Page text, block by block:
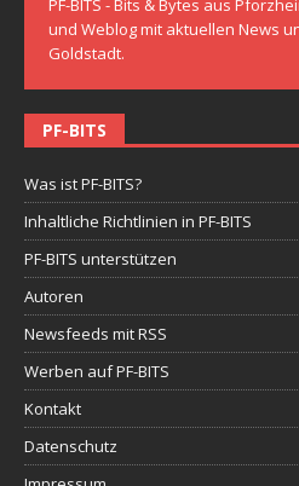
PF-BITS - Bits & Bytes aus
und Weblog mit aktuellen News
Goldstadt.
PF-BITS
Was ist PF-BITS?
Inhaltliche Richtlinien in PF-BITS
PF-BITS unterstützen
Autoren
Newsfeeds mit RSS
Werben auf PF-BITS
Kontakt
Datenschutz